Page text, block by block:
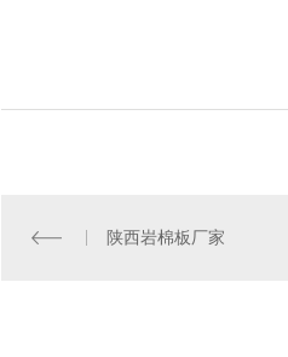
陕西岩棉板厂家